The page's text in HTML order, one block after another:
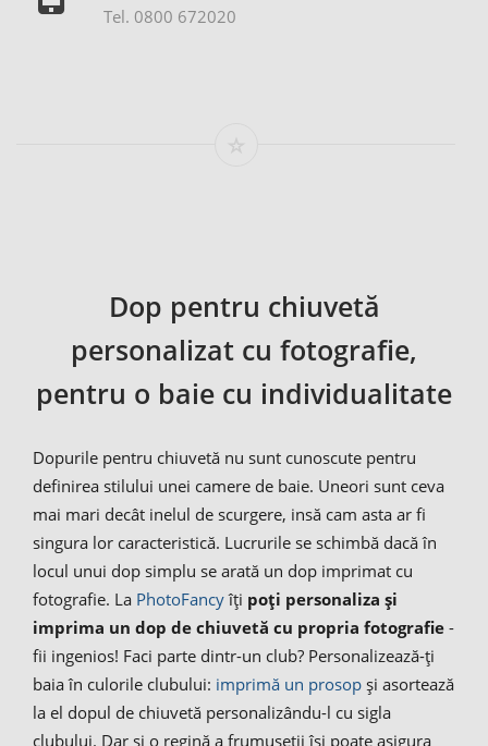
Tel. 0800 672020
Dop pentru chiuvetă
personalizat cu fotografie,
pentru o baie cu individualitate
Dopurile pentru chiuvetă nu sunt cunoscute pentru
definirea stilului unei camere de baie. Uneori sunt ceva
mai mari decât inelul de scurgere, insă cam asta ar fi
singura lor caracteristică. Lucrurile se schimbă dacă în
locul unui dop simplu se arată un dop imprimat cu
fotografie. La PhotoFancyîți poți personaliza și
imprima un dop de chiuvetă cu propria fotografie -
fii ingenios! Faci parte dintr-un club? Personalizează-ți
baia în culorile clubului: imprimă un prosop și asortează
la el dopul de chiuvetă personalizându-l cu sigla
clubului. Dar și o regină a frumuseții își poate asigura